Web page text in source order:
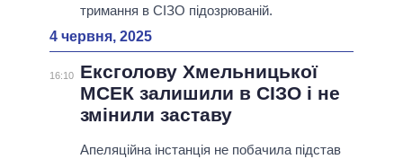
тримання в СІЗО підозрюваній.
4 червня, 2025
16:10
Ексголову Хмельницької
МСЕК залишили в СІЗО і не
змінили заставу
Апеляційна інстанція не побачила підстав